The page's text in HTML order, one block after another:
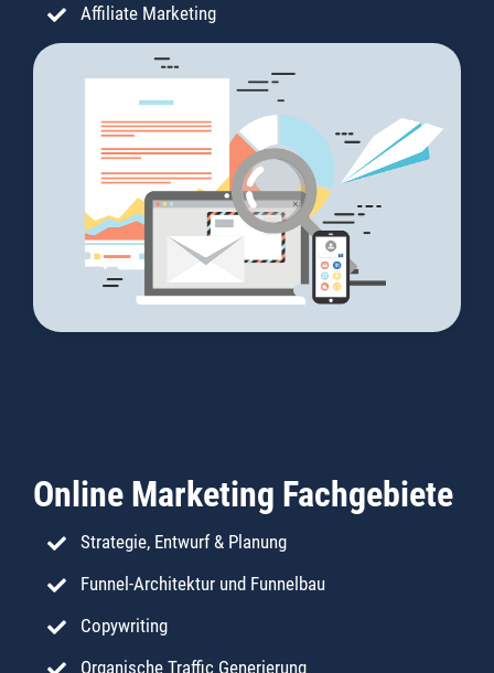
Affiliate Marketing
Online Marketing Fachgebiete
Strategie, Entwurf & Planung
Funnel-Architektur und Funnelbau
Copywriting
Organische Traffic Generierung